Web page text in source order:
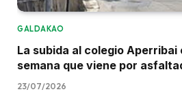
GALDAKAO
La subida al colegio
semana que viene por
23/07/2026